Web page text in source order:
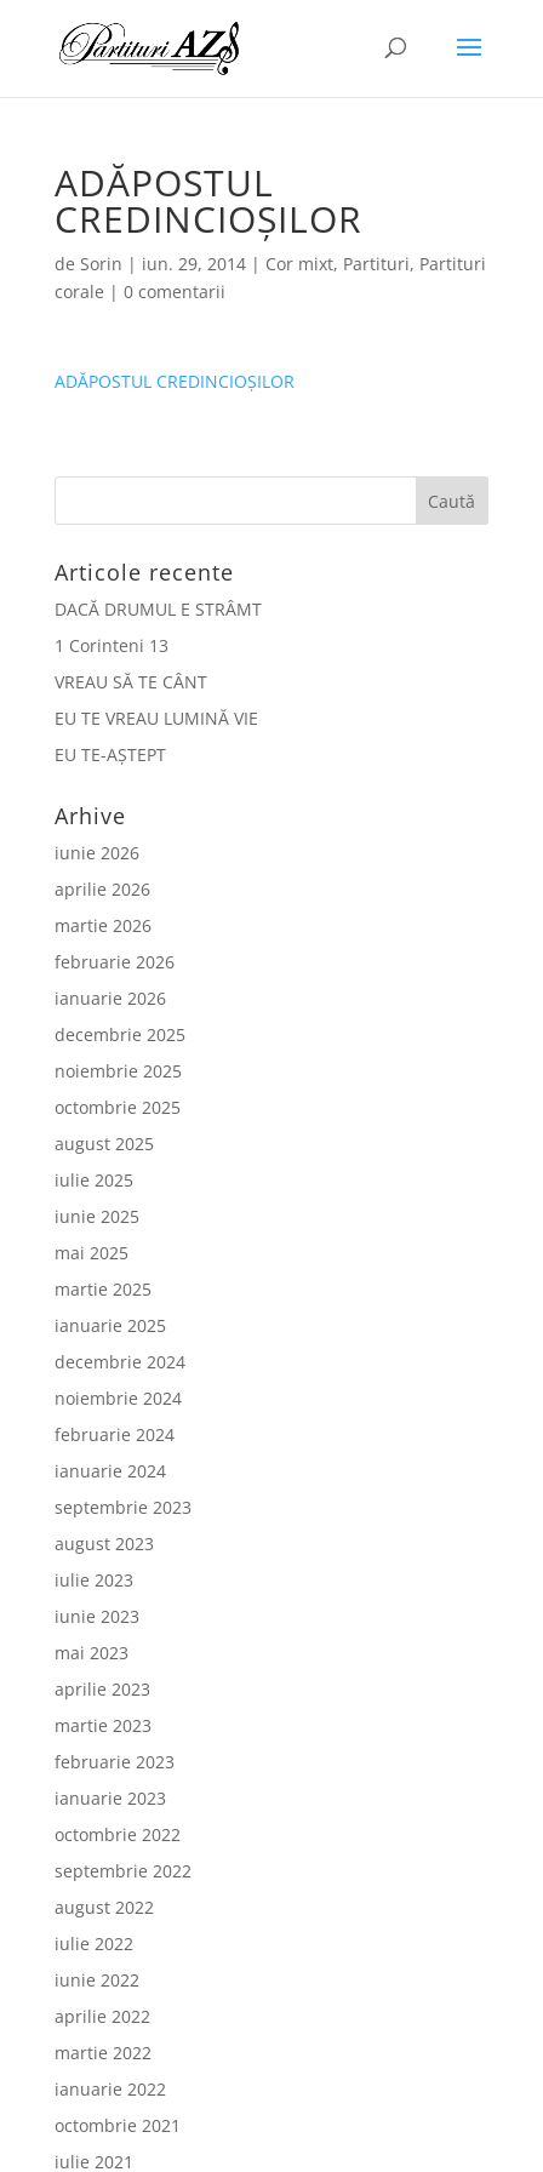
ADĂPOSTUL
CREDINCIOȘILOR
de Sorin | iun. 29, 2014| Cor mixt, Partituri, Partituri
corale | 0 comentarii
ADĂPOSTUL CREDINCIOȘILOR
Articole recente
DACĂ DRUMUL E STRÂMT
1 Corinteni 13
VREAU SĂ TE CÂNT
EU TE VREAU LUMINĂ VIE
EU TE-AȘTEPT
Arhive
iunie 2026
aprilie 2026
martie 2026
februarie 2026
ianuarie 2026
decembrie 2025
noiembrie 2025
octombrie 2025
august 2025
iulie 2025
iunie 2025
mai 2025
martie 2025
ianuarie 2025
decembrie 2024
noiembrie 2024
februarie 2024
ianuarie 2024
septembrie 2023
august 2023
iulie 2023
iunie 2023
mai 2023
aprilie 2023
martie 2023
februarie 2023
ianuarie 2023
octombrie 2022
septembrie 2022
august 2022
iulie 2022
iunie 2022
aprilie 2022
martie 2022
ianuarie 2022
octombrie 2021
iulie 2021